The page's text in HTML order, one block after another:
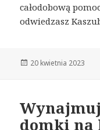
całodobową
odwiedzasz
Opublikowano
20 kwietnia 2023
domki na